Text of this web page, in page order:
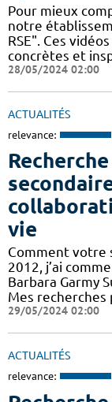
Pour mieux
notre
RSE". Ces
concrètes et
28/05/2024 02:00
ACTUALITÉS
relevance:
vie
Comment votre
2012, j’ai
Barbara Garmy
Mes
29/05/2024 02:00
ACTUALITÉS
relevance: